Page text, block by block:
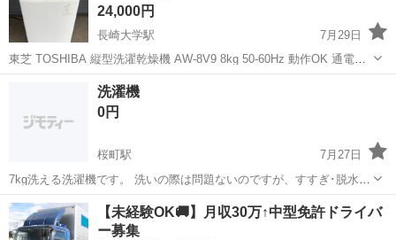
24,000円
長崎大学駅
7月29日
東芝 TOSHIBA 縦型洗濯乾燥機 AW-8V9 8kg 50-60Hz 動作OK 通電OK
家電 洗濯機 家庭用家電 ZABOON ザブーン 全自動洗濯機 ◆メーカ
ー：東芝 ◆サイズ【素人採寸のため若干の誤差...
長崎市 長崎大学駅
洗濯機
0円
桜町駅
7月27日
7kg洗える洗濯機です。 洗いの際は問題ないのですが、すすぎ･脱水の
際に蓋がズレてるのでロックがかかりません。 なので、エラー音がな
ったら蓋を右に少し押してあげると問題なく使用できます。 ノークレ
ームノーリターン
長崎 長崎市 桜町駅 生活家電
【未経験OK🚚】月収30万↑中型免許ドライバ
ー募集